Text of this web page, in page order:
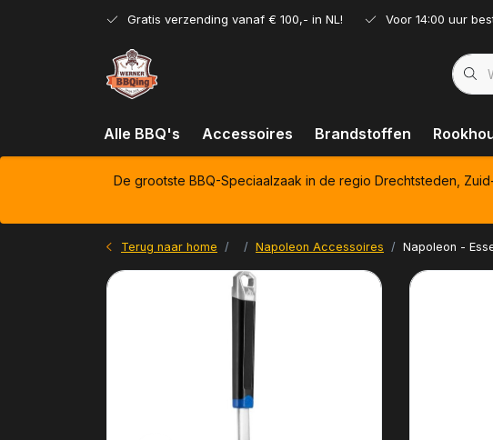
Gratis verzending vanaf € 100,- in NL! Voor 14:00 uur
Alle BBQ's Accessoires Brandstoffen
De grootste BBQ-Speciaalzaak in de regio Drechtsteden,
Terug naar home Napoleon Accessoires Napoleon -